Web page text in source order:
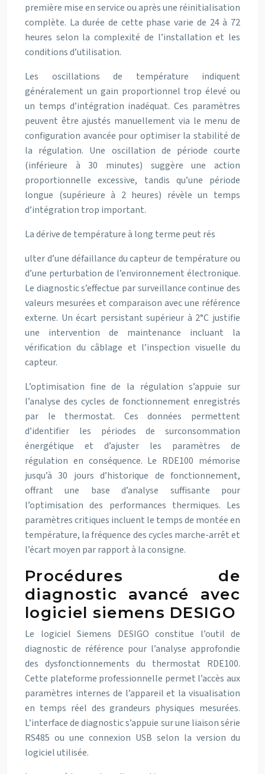
première mise en service ou après une réinitialisation
complète. La durée de cette phase varie de 24 à 72
heures selon la complexité de l’installation et les
conditions d’utilisation.
Les oscillations de température indiquent
généralement un gain proportionnel trop élevé ou
un temps d’intégration inadéquat. Ces paramètres
peuvent être ajustés manuellement via le menu de
configuration avancée pour optimiser la stabilité de
la régulation. Une oscillation de période courte
(inférieure à 30 minutes) suggère une action
proportionnelle excessive, tandis qu’une période
longue (supérieure à 2 heures) révèle un temps
d’intégration trop important.
La dérive de température à long terme peut rés
ulter d’une défaillance du capteur de température ou
d’une perturbation de l’environnement électronique.
Le diagnostic s’effectue par surveillance continue des
valeurs mesurées et comparaison avec une référence
externe. Un écart persistant supérieur à 2°C justifie
une intervention de maintenance incluant la
vérification du câblage et l’inspection visuelle du
capteur.
L’optimisation fine de la régulation s’appuie sur
l’analyse des cycles de fonctionnement enregistrés
par le thermostat. Ces données permettent
d’identifier les périodes de surconsommation
énergétique et d’ajuster les paramètres de
régulation en conséquence. Le RDE100 mémorise
jusqu’à 30 jours d’historique de fonctionnement,
offrant une base d’analyse suffisante pour
l’optimisation des performances thermiques. Les
paramètres critiques incluent le temps de montée en
température, la fréquence des cycles marche-arrêt et
l’écart moyen par rapport à la consigne.
Procédures de
diagnostic avancé avec
logiciel siemens DESIGO
Le logiciel Siemens DESIGO constitue l’outil de
diagnostic de référence pour l’analyse approfondie
des dysfonctionnements du thermostat RDE100.
Cette plateforme professionnelle permet l’accès aux
paramètres internes de l’appareil et la visualisation
en temps réel des grandeurs physiques mesurées.
L’interface de diagnostic s’appuie sur une liaison série
RS485 ou une connexion USB selon la version du
logiciel utilisée.